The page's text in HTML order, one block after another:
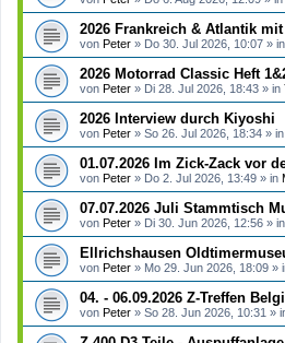
2026 Frankreich & Atlantik mit
von Peter » Do 30. Jul 2026, 10:07 » in
2026 Motorrad Classic Heft
von Peter » Di 28. Jul 2026, 18:43 » in
2026 Interview durch Kiyoshi
von Peter » So 26. Jul 2026, 18:34 » in
01.07.2026 Im Zick-Zack vor
von Peter » Do 2. Jul 2026, 13:49 » in
07.07.2026 Juli Stammtisch
von Peter » Di 30. Jun 2026, 12:56 » in
Ellrichshausen
von Peter » Mo 29. Jun 2026, 18:09 »
04. - 06.09.2026 Z-Treffen
von Peter » So 28. Jun 2026, 10:31 »